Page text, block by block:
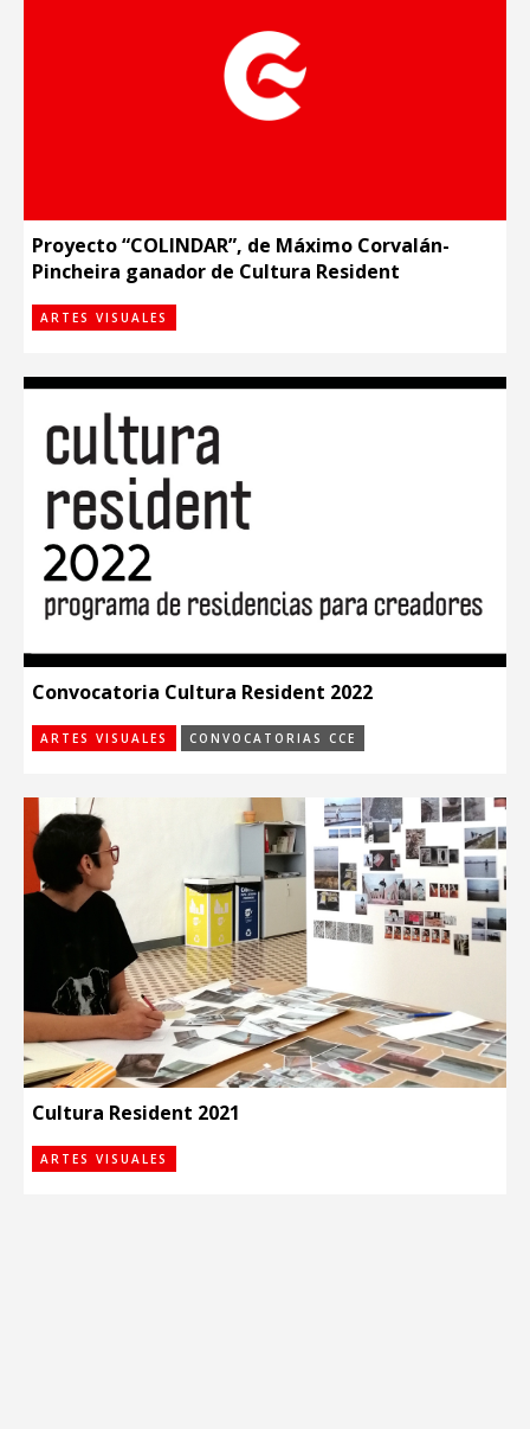
Proyecto “COLINDAR”, de Máximo Corvalán-
Pincheira ganador de Cultura Resident
ARTES VISUALES
Convocatoria Cultura Resident 2022
ARTES VISUALES CONVOCATORIAS CCE
Cultura Resident 2021
ARTES VISUALES